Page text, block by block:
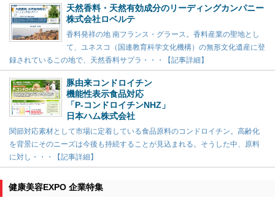
天然香料・天然有効成分のリーディングカンパニー
株式会社ロベルテ
香料発祥の地 南フランス・グラース。香料産業の聖地とし
て、ユネスコ（国連教育科学文化機構）の無形文化遺産に登
録されているこの地で、天然香料サプラ・・・【記事詳細】
豚由来コンドロイチン
機能性表示食品対応
「P-コンドロイチンNHZ」
日本ハム株式会社
関節対応素材として市場に定着している食品原料のコンドロイチン。高齢化
を背景にそのニーズは今後も持続することが見込まれる。そうした中、原料
に対し・・・【記事詳細】
健康美容EXPO 企業特集